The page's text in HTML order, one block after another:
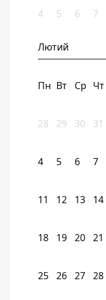
4 5 6 7
Лютий
Пн Вт Ср Чт
28 29 30 31
4 5 6 7
11 12 13 14
18 19 20 21
25 26 27 28